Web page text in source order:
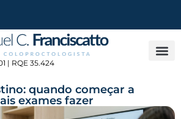
| RQE 35.424
quando começar a
exames fazer